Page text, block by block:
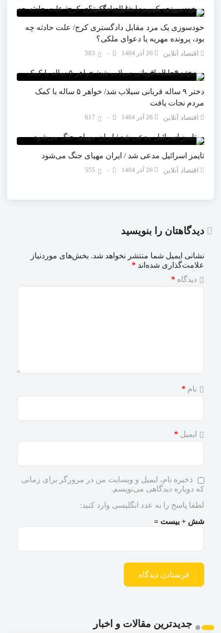
خودسوزی یک مرد مقابل دادگستری کرج/ علت حادثه چه
بود، پرونده مهریه‌ یا دعوای ملکی؟
اقتصاد آنلاین 26 آذر 1404 583
دختر ۹ ساله قربانی سیلاب شد/ خواهر ۵ ساله با کمک
مردم نجات یافت
اقتصاد آنلاین 26 آذر 1404 617
تایمز اسرائیل مدعی شد / ایران مهیای جنگ می‌شود
اقتصاد آنلاین 26 آذر 1404 555
دیدگاهتان را بنویسید
نشانی ایمیل شما منتشر نخواهد شد. بخش‌های موردنیاز
علامت‌گذاری شده‌اند *
دیدگاه *
نام *
ایمیل *
ذخیره نام، ایمیل و وبسایت من در مرورگر برای زمانی
که دوباره دیدگاهی می‌نویسم.
لطفا پاسخ را به عدد انگلیسی وارد کنید:
شش + بیست =
جدیدترین مقالات و اخبار